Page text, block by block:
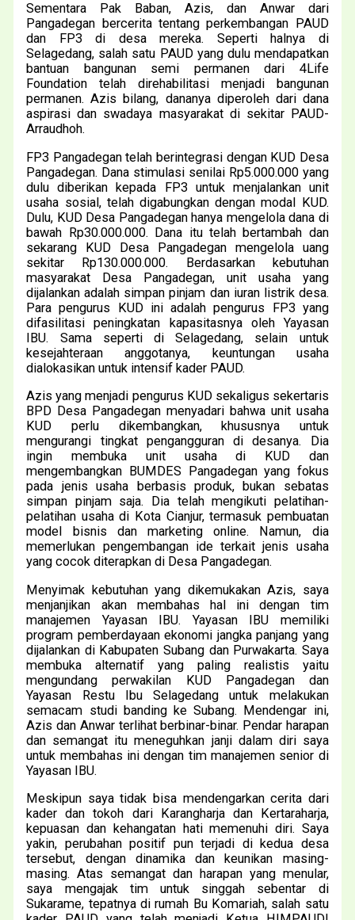
Sementara Pak Baban, Azis, dan Anwar dari
Pangadegan bercerita tentang perkembangan PAUD
dan FP3 di desa mereka. Seperti halnya di
Selagedang, salah satu PAUD yang dulu mendapatkan
bantuan bangunan semi permanen dari 4Life
Foundation telah direhabilitasi menjadi bangunan
permanen. Azis bilang, dananya diperoleh dari dana
aspirasi dan swadaya masyarakat di sekitar PAUD-
Arraudhoh.
FP3 Pangadegan telah berintegrasi dengan KUD Desa
Pangadegan. Dana stimulasi senilai Rp5.000.000 yang
dulu diberikan kepada FP3 untuk menjalankan unit
usaha sosial, telah digabungkan dengan modal KUD.
Dulu, KUD Desa Pangadegan hanya mengelola dana di
bawah Rp30.000.000. Dana itu telah bertambah dan
sekarang KUD Desa Pangadegan mengelola uang
sekitar Rp130.000.000. Berdasarkan kebutuhan
masyarakat Desa Pangadegan, unit usaha yang
dijalankan adalah simpan pinjam dan iuran listrik desa.
Para pengurus KUD ini adalah pengurus FP3 yang
difasilitasi peningkatan kapasitasnya oleh Yayasan
IBU. Sama seperti di Selagedang, selain untuk
kesejahteraan anggotanya, keuntungan usaha
dialokasikan untuk intensif kader PAUD.
Azis yang menjadi pengurus KUD sekaligus sekertaris
BPD Desa Pangadegan menyadari bahwa unit usaha
KUD perlu dikembangkan, khususnya untuk
mengurangi tingkat pengangguran di desanya. Dia
ingin membuka unit usaha di KUD dan
mengembangkan BUMDES Pangadegan yang fokus
pada jenis usaha berbasis produk, bukan sebatas
simpan pinjam saja. Dia telah mengikuti pelatihan-
pelatihan usaha di Kota Cianjur, termasuk pembuatan
model bisnis dan marketing online. Namun, dia
memerlukan pengembangan ide terkait jenis usaha
yang cocok diterapkan di Desa Pangadegan.
Menyimak kebutuhan yang dikemukakan Azis, saya
menjanjikan akan membahas hal ini dengan tim
manajemen Yayasan IBU. Yayasan IBU memiliki
program pemberdayaan ekonomi jangka panjang yang
dijalankan di Kabupaten Subang dan Purwakarta. Saya
membuka alternatif yang paling realistis yaitu
mengundang perwakilan KUD Pangadegan dan
Yayasan Restu Ibu Selagedang untuk melakukan
semacam studi banding ke Subang. Mendengar ini,
Azis dan Anwar terlihat berbinar-binar. Pendar harapan
dan semangat itu meneguhkan janji dalam diri saya
untuk membahas ini dengan tim manajemen senior di
Yayasan IBU.
Meskipun saya tidak bisa mendengarkan cerita dari
kader dan tokoh dari Karangharja dan Kertaraharja,
kepuasan dan kehangatan hati memenuhi diri. Saya
yakin, perubahan positif pun terjadi di kedua desa
tersebut, dengan dinamika dan keunikan masing-
masing. Atas semangat dan harapan yang menular,
saya mengajak tim untuk singgah sebentar di
Sukarame, tepatnya di rumah Bu Komariah, salah satu